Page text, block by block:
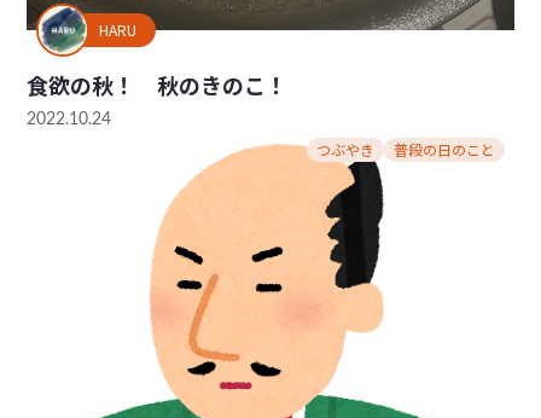
HARU
食欲の秋！ 秋のきのこ！
2022.10.24
つぶやき 普段の日のこと